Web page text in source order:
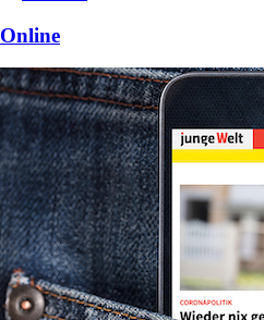
Online